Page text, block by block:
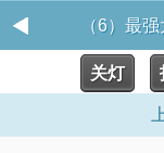
（6）最
关灯